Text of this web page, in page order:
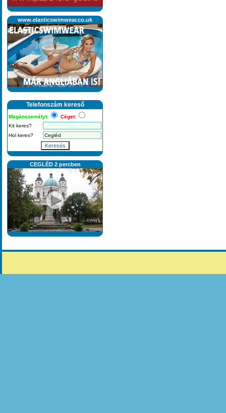
www.elasticswimwear.co.uk
Telefonszám kereső
Magánszemélyt:
Céget:
Kit keres?
Hol keres?
Keresés
CEGLÉD 2 percben